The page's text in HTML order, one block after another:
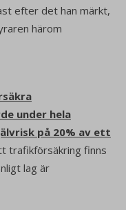
efter det han märkt,
härom
under hela
på 20% av ett
trafikförsäkring finns
lag är